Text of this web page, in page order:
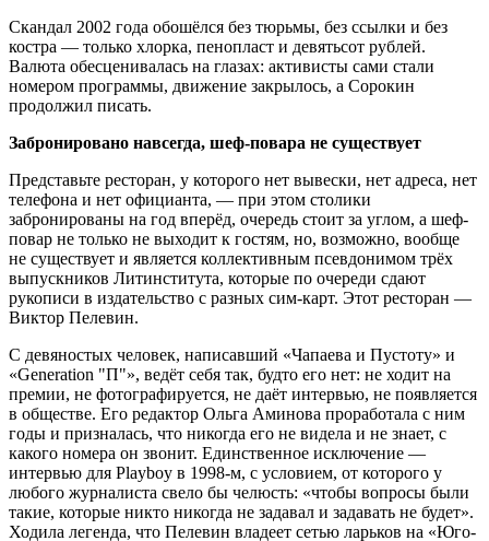
Скандал 2002 года обошёлся без тюрьмы, без ссылки и без
костра — только хлорка, пенопласт и девятьсот рублей.
Валюта обесценивалась на глазах: активисты сами стали
номером программы, движение закрылось, а Сорокин
продолжил писать.
Забронировано навсегда, шеф-повара не существует
Представьте ресторан, у которого нет вывески, нет адреса, нет
телефона и нет официанта, — при этом столики
забронированы на год вперёд, очередь стоит за углом, а шеф-
повар не только не выходит к гостям, но, возможно, вообще
не существует и является коллективным псевдонимом трёх
выпускников Литинститута, которые по очереди сдают
рукописи в издательство с разных сим-карт. Этот ресторан —
Виктор Пелевин.
С девяностых человек, написавший «Чапаева и Пустоту» и
«Generation "П"», ведёт себя так, будто его нет: не ходит на
премии, не фотографируется, не даёт интервью, не появляется
в обществе. Его редактор Ольга Аминова проработала с ним
годы и призналась, что никогда его не видела и не знает, с
какого номера он звонит. Единственное исключение —
интервью для Playboy в 1998-м, с условием, от которого у
любого журналиста свело бы челюсть: «чтобы вопросы были
такие, которые никто никогда не задавал и задавать не будет».
Ходила легенда, что Пелевин владеет сетью ларьков на «Юго-